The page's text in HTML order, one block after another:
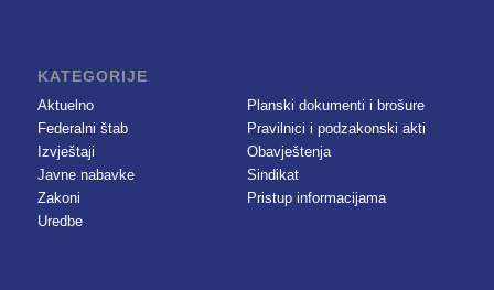
KATEGORIJE
Aktuelno
Federalni štab
Izvještaji
Javne nabavke
Zakoni
Uredbe
Planski dokumenti i brošure
Pravilnici i podzakonski akti
Obavještenja
Sindikat
Pristup informacijama